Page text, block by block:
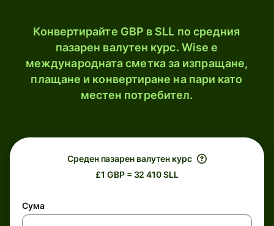
Конвертирайте GBP в SLL по средния
пазарен валутен курс. Wise е
международната сметка за изпращане,
плащане и конвертиране на пари като
местен потребител.
Среден пазарен валутен курс
£1 GBP = 32 410 SLL
Сума